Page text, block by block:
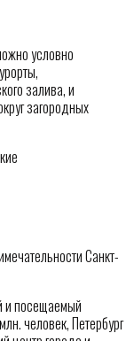
условно
залива, и
загородных
Санкт-
и посещаемый
человек, Петербург